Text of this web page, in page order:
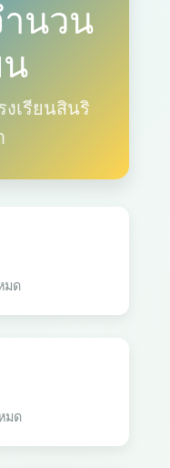
นวน
น
งเรียนสินริ
มด
มด